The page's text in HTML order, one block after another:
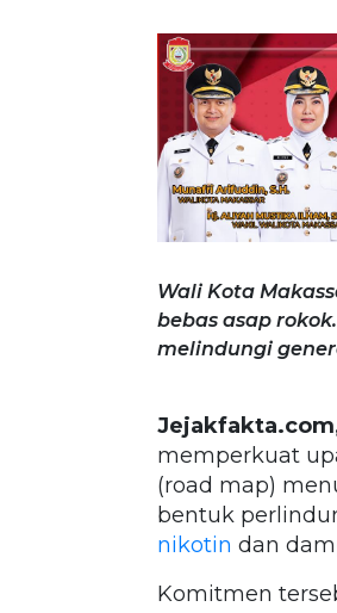
Wali Kota
bebas asap
melindungi
memperkuat
(road map)
bentuk
nikotin dan
Komitmen